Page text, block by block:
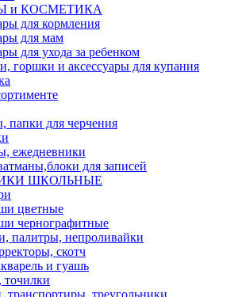
и КОСМЕТИКА
для кормления
для мам
для ухода за ребенком
горшки и аксессуары для купания
папки для черчения
ежедневники
для записей
ШКОЛЬНЫЕ
цветные
чернографитные
палитры, непроливайки
скотч
и гуашь
точилки
транспортиры, треугольники